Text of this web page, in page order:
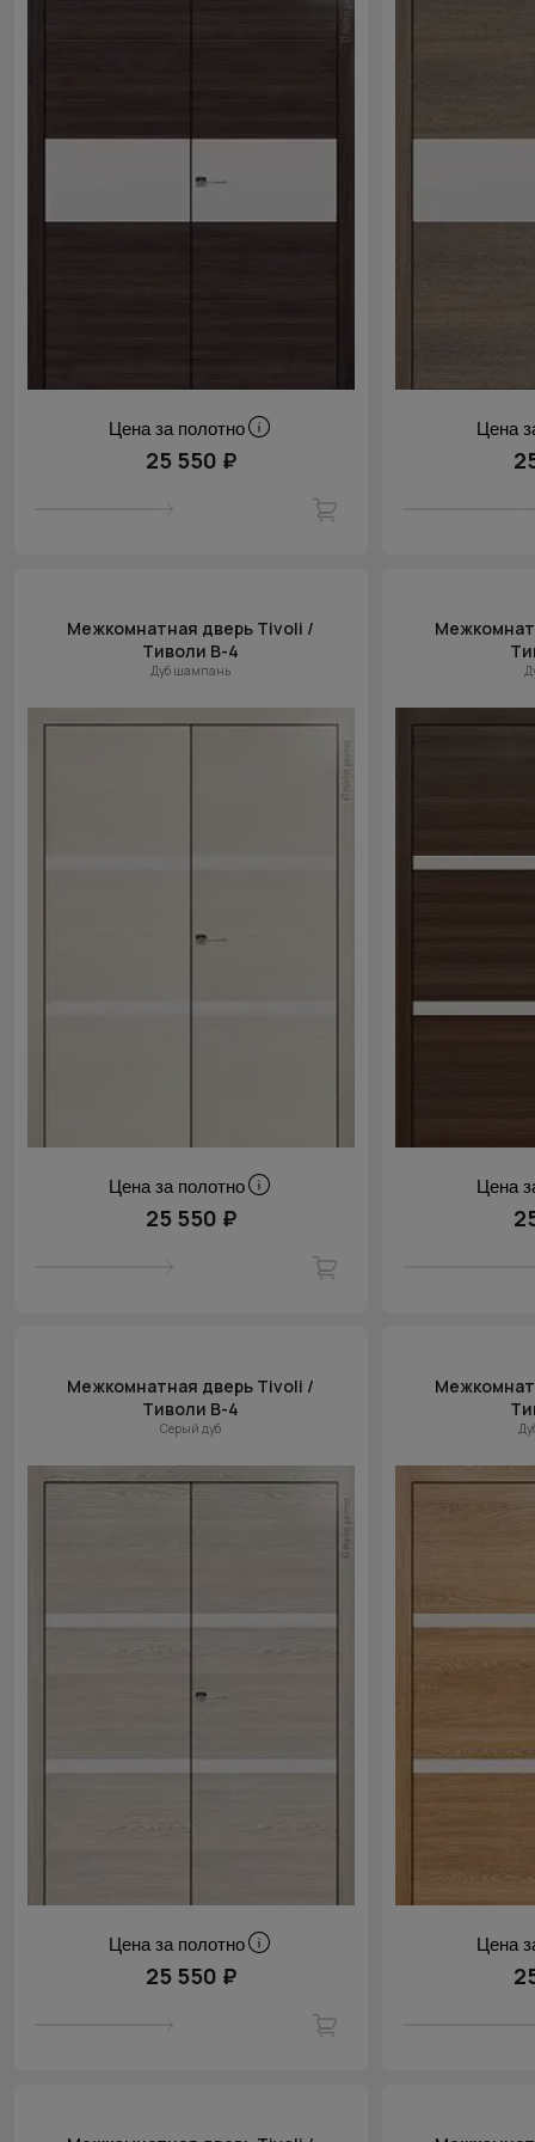
Цена за полотно
25 550 ₽
Цена
Межкомнатная дверь Tivoli /
Тиволи В-4
Дуб шампань
Цена за полотно
25 550 ₽
Цена
Межкомнатная дверь Tivoli /
Тиволи В-4
Серый дуб
Цена за полотно
25 550 ₽
Цена